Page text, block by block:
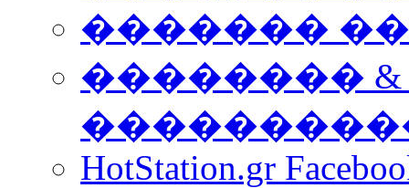
������� ���
��������
HotStation.gr